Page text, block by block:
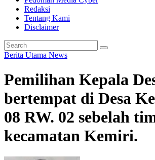
Redaksi
Tentang Kami
Disclaimer
Berita Utama News
Pemilihan Kepala
bertempat di Desa
08 RW. 02 sebelah
kecamatan Kemiri.